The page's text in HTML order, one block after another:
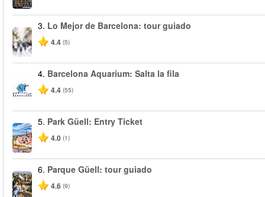
3. Lo Mejor de Barcelona: tour guiado
4.4 (5)
4. Barcelona Aquarium: Salta la fila
4.4 (55)
5. Park Güell: Entry Ticket
4.0 (1)
6. Parque Güell: tour guiado
4.6 (9)